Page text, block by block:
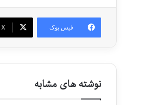
فیس بوک X
نوشته های مشابه